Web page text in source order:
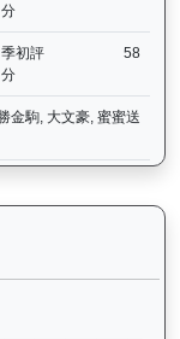
分
季初評
分
58
金駒, 大文豪, 蜜蜜送
走勢圖表：追蹤香港